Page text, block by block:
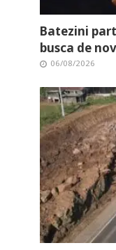
Batezini
busca de
06/08/2026